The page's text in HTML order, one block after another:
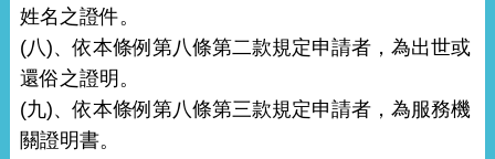
姓名之證件。
(八)、依本條例第八條第二款規定申請者，為出世或
還俗之證明。
(九)、依本條例第八條第三款規定申請者，為服務機
關證明書。